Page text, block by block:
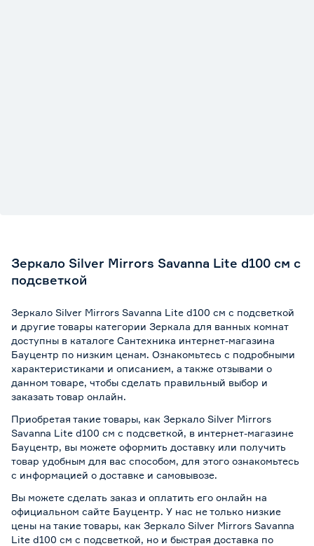
Зеркало Silver Mirrors Savanna Lite d100 см с
подсветкой
Зеркало Silver Mirrors Savanna Lite d100 см с подсветкой
и другие товары категории Зеркала для ванных комнат
доступны в каталоге Сантехника интернет-магазина
Бауцентр по низким ценам. Ознакомьтесь с подробными
характеристиками и описанием, а также отзывами о
данном товаре, чтобы сделать правильный выбор и
заказать товар онлайн.
Приобретая такие товары, как Зеркало Silver Mirrors
Savanna Lite d100 см с подсветкой, в интернет-магазине
Бауцентр, вы можете оформить доставку или получить
товар удобным для вас способом, для этого ознакомьтесь
с информацией о доставке и самовывозе.
Вы можете сделать заказ и оплатить его онлайн на
официальном сайте Бауцентр. У нас не только низкие
цены на такие товары, как Зеркало Silver Mirrors Savanna
Lite d100 см с подсветкой, но и быстрая доставка по